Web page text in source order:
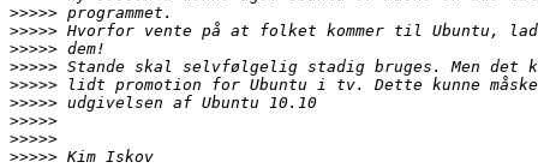
>>>>>
>>>>>
>>>>>
>>>>>
>>>>>
>>>>>
>>>>>
>>>>>
>>>>>